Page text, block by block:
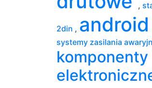
,
2din ,
systemy zasilania
komponenty